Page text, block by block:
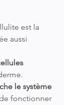
est la
aussi
le système
de fonctionner